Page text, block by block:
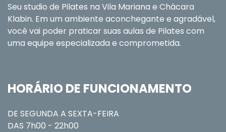
Seu studio de Pilates na Vila Mariana e Chácara
Klabin. Em um ambiente aconchegante e agradável,
você vai poder praticar suas aulas de Pilates com
uma equipe especializada e comprometida.
HORÁRIO DE FUNCIONAMENTO
DE SEGUNDA A SEXTA-FEIRA
DAS 7h00 - 22h00